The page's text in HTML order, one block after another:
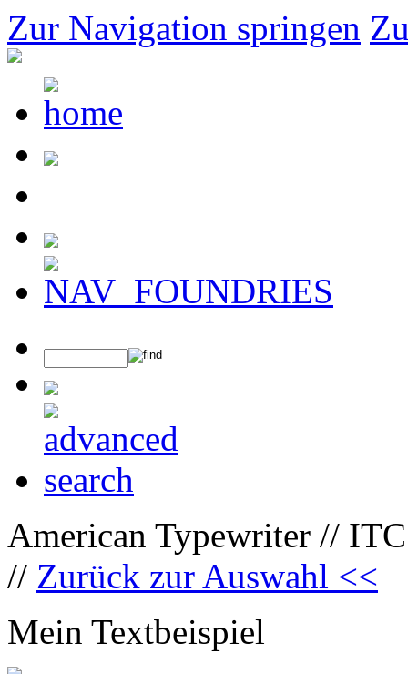
Zur Navigation springen
American Typewriter //
// Zurück zur Auswahl <<
Mein Textbeispiel